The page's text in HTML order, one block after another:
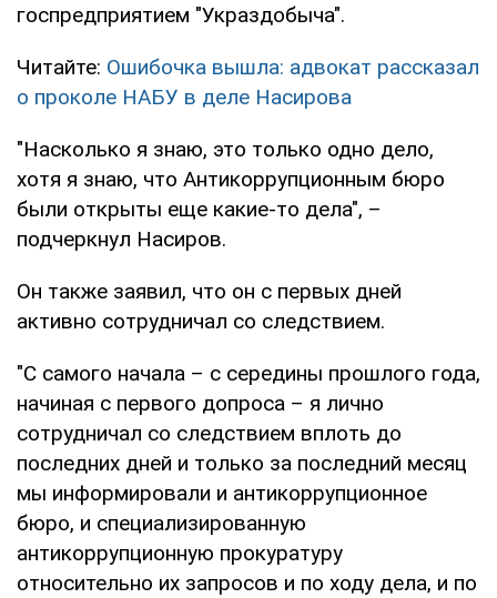
госпредприятием "Украздобыча".
Читайте: Ошибочка вышла: адвокат рассказал
о проколе НАБУ в деле Насирова
"Насколько я знаю, это только одно дело,
хотя я знаю, что Антикоррупционным бюро
были открыты еще какие-то дела", –
подчеркнул Насиров.
Он также заявил, что он с первых дней
активно сотрудничал со следствием.
"С самого начала – с середины прошлого года,
начиная с первого допроса – я лично
сотрудничал со следствием вплоть до
последних дней и только за последний месяц
мы информировали и антикоррупционное
бюро, и специализированную
антикоррупционную прокуратуру
относительно их запросов и по ходу дела, и по